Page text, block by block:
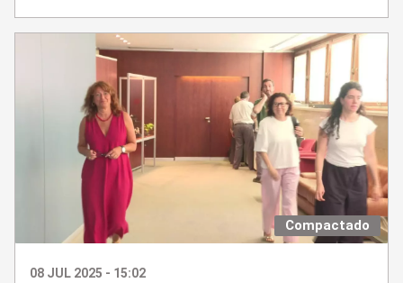
Compactado
08 JUL 2025 - 15:02